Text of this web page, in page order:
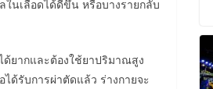
นเลือดได้ดีขึ้น หรือบางรายกลับ
ยากและต้องใช้ยาปริมาณสูง
ด้รับการผ่าตัดแล้ว ร่างกายจะ